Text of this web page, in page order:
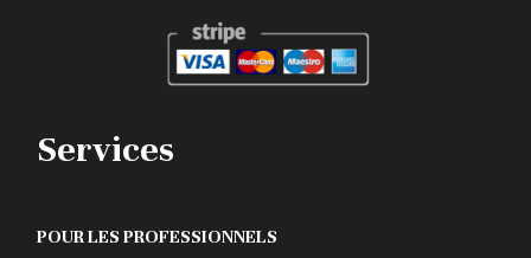
Services
POUR LES PROFESSIONNELS